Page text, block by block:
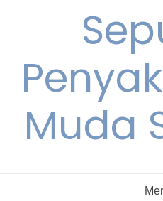
Muda